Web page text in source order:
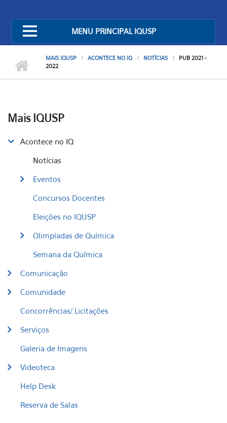
MENU PRINCIPAL IQUSP
MAIS IQUSP ACONTECE NO IQ NOTÍCIAS
PUB 2021 -
2022
Mais IQUSP
Acontece no IQ
Notícias
Eventos
Concursos Docentes
Eleições no IQUSP
Olimpíadas de Química
Semana da Química
Comunicação
Comunidade
Concorrências/ Licitações
Serviços
Galeria de Imagens
Videoteca
Help Desk
Reserva de Salas